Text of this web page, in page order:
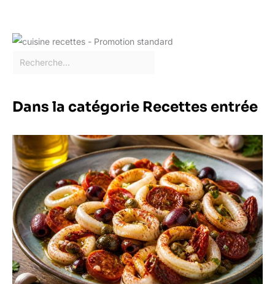
Dans la catégorie Recettes entrée